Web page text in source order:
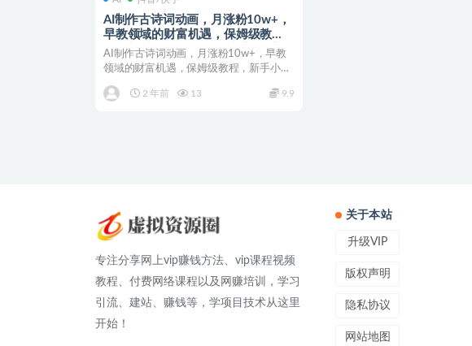
AI制作古诗词动画，月涨粉10w+，
早教领域的财富机遇，保姆级教
程，新手小白可轻松上手【揭秘】
AI制作古诗词动画，月涨粉10w+，早教
领域的财富机遇，保姆级教程，新手小白
2 年前
13 9.9
专注分享网上vip赚钱方法、vip课程视频
教程、付费网络课程以及网赚培训，学习
引流、建站、赚钱等，学项目技术从这里
开始！
关于本站
升级VIP
版权声明
隐私协议
网站地图